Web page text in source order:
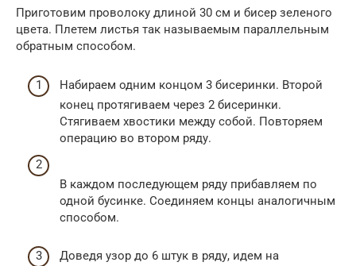
Приготовим проволоку длиной 30 см и бисер зеленого
цвета. Плетем листья так называемым параллельным
обратным способом.
Набираем одним концом 3 бисеринки. Второй
конец протягиваем через 2 бисеринки.
Стягиваем хвостики между собой. Повторяем
операцию во втором ряду.
В каждом последующем ряду прибавляем по
одной бусинке. Соединяем концы аналогичным
способом.
Доведя узор до 6 штук в ряду, идем на